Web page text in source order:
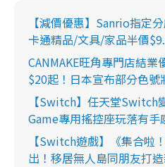
【減價優惠】Sanrio指定
卡通精品/文具/家品半價
CANMAKE旺角專門店結
$20起！日本宣布部分色號
【Switch】任天堂Switch
Game專用搖控座玩落有手
【Switch遊戲】《集合啦
出！移居無人島同朋友打